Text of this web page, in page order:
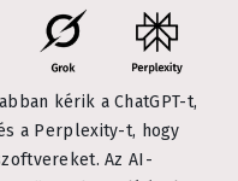
kérik a ChatGPT-t,
a Perplexity-t, hogy
Az AI-